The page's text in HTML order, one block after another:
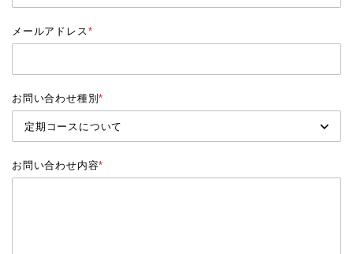
メールアドレス*
お問い合わせ種別*
お問い合わせ内容*